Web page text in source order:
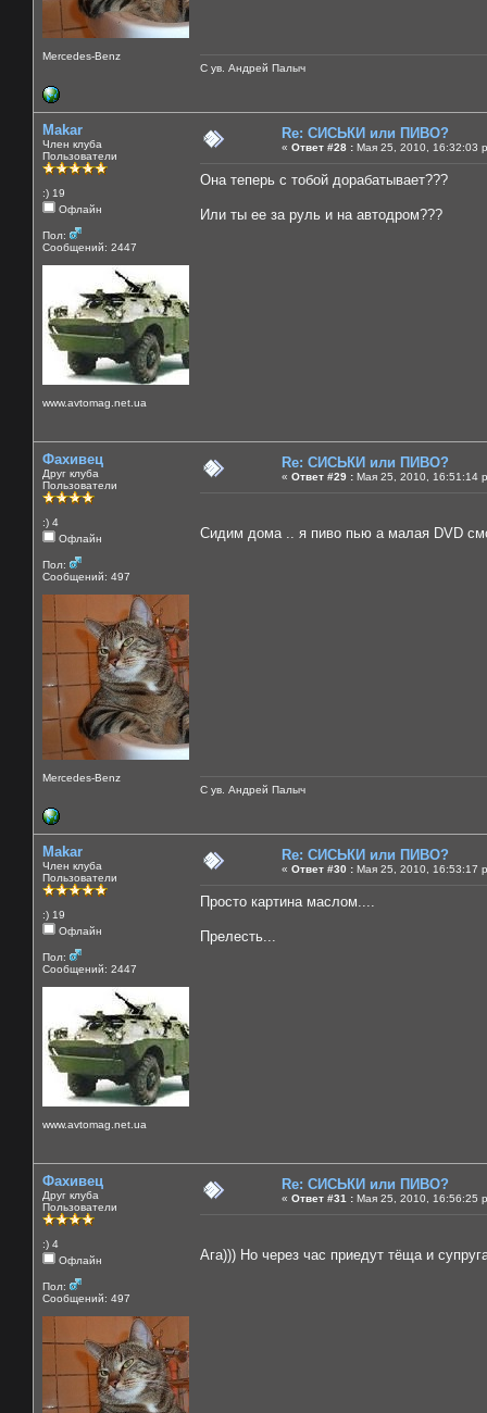
Mercedes-Benz
С ув. Андрей Палыч
Makar
Член клуба
Пользователи
:) 19
Офлайн
Пол:
Сообщений: 2447
www.avtomag.net.ua
Re: СИСЬКИ или ПИВО?
« Ответ #28 : Мая 25, 2010, 16:32:03
Она теперь с тобой дорабатывает???
Или ты ее за руль и на автодром???
Фахивец
Друг клуба
Пользователи
:) 4
Офлайн
Пол:
Сообщений: 497
Mercedes-Benz
Re: СИСЬКИ или ПИВО?
« Ответ #29 : Мая 25, 2010, 16:51:14
Сидим дома .. я пиво пью а малая DVD
С ув. Андрей Палыч
Makar
Член клуба
Пользователи
:) 19
Офлайн
Пол:
Сообщений: 2447
www.avtomag.net.ua
Re: СИСЬКИ или ПИВО?
« Ответ #30 : Мая 25, 2010, 16:53:17
Просто картина маслом....
Прелесть...
Фахивец
Друг клуба
Пользователи
:) 4
Офлайн
Пол:
Сообщений: 497
Re: СИСЬКИ или ПИВО?
« Ответ #31 : Мая 25, 2010, 16:56:25
Ага))) Но через час приедут тёща и